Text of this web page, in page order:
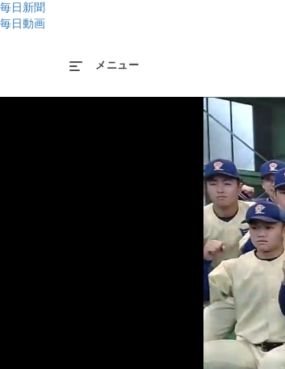
毎日新聞
毎日動画
メニュー